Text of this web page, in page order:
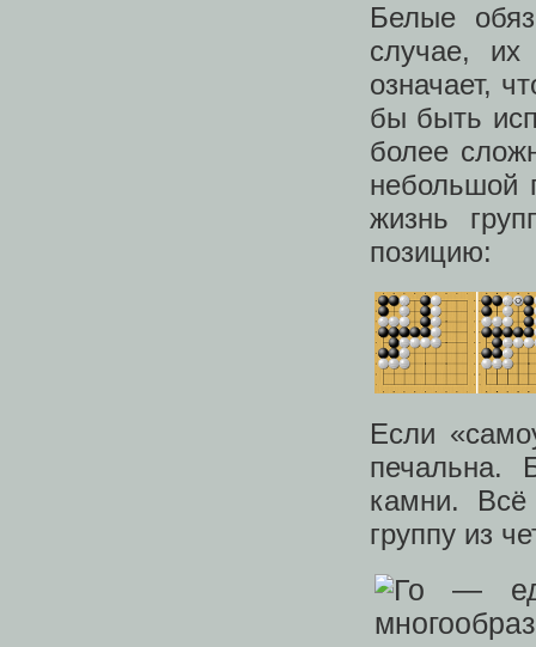
Белые
случае,
означает,
бы быть
более
небольшой
жизнь
позицию:
Если
камни. Всё
группу из